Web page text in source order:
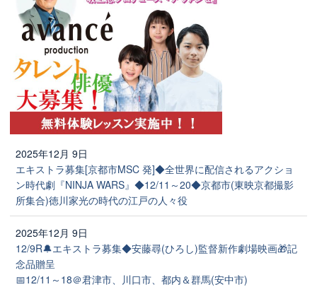
2025年12月 9日
エキストラ募集[京都市MSC 発]◆全世界に配信されるアクショ
ン時代劇『NINJA WARS』◆12/11～20◆京都市(東映京都撮影
所集合)徳川家光の時代の江戸の人々役
2025年12月 9日
12/9R🔔エキストラ募集◆安藤尋(ひろし)監督新作劇場映画🎁記
念品贈呈
📅12/11～18＠君津市、川口市、都内＆群馬(安中市)